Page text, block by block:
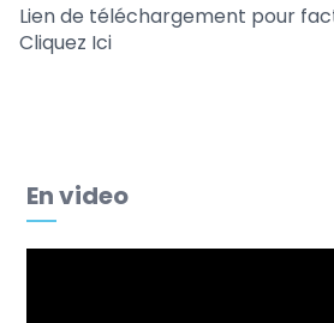
Lien de téléchargement pour
Cliquez Ici
En video